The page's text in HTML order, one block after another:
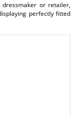
or retailer,
perfectly fitted